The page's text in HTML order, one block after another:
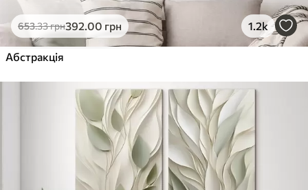
Еко-Преміум
.00грн
✓Яскраві, насичені кольори
Безпечне чорнило без запаху
Поверхня з текстурою полотна
Екологічний матеріал
653.33грн392.00 грн 1.2k
Абстракція